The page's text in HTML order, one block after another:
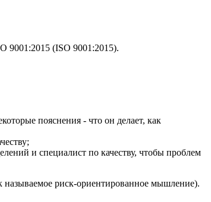
9001:2015 (ISO 9001:2015).
пояснения - что он делает, как
и специалист по качеству, чтобы проблем
риск-ориентированное мышление).